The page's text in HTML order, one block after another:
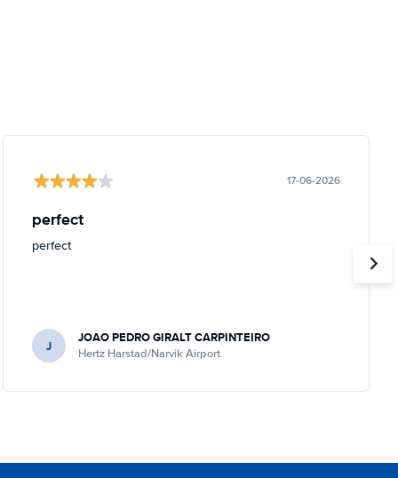
17-06-2026
perfect
perfect
J JOAO PEDRO GIRALT CARPINTEIRO
Hertz Harstad/Narvik Airport